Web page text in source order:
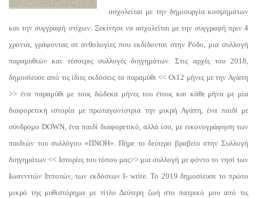
ασχολείται με την δημιουργία κοσμημάτων
και την συγγραφή στίχων. Ξεκίνησε να ασχολείται με την συγγραφή πριν 4
χρόνια, γράφοντας σε ανθολογίες που εκδίδονται στην Ρόδο, μια συλλογή
παραμυθιών και τέσσερις συλλογές διηγημάτων. Στις αρχές του 2018,
δημοσίευσε από τις ίδιες εκδόσεις το παραμύθι << Οι12 μήνες με την Αγάπη
>> ένα παραμύθι με τους δώδεκα μήνες του έτους και κάθε μήνα με μία
διαφορετική ιστορία με πρωταγωνίστρια την μικρή Αγάπη, ένα παιδί με
σύνδρομο DOWN, ένα παιδί διαφορετικό, αλλά ίσο, με εικονογράφηση των
παιδιών του συλλόγου «ΠΝΟΗ». Πήρε το δεύτερο βραβείο στην Συλλογή
διηγημάτων << Ιστορίες του τόπου μας>> μια συλλογή με φόντο το νησί των
Ιωαννιτών Ιπποτών, των εκδόσεων I- write. To 2019 δημοσίευσε το πρώτο
μικρό της μυθιστόρημα με τίτλο Δεύτερη ζωή στο πατρικό μου από τις